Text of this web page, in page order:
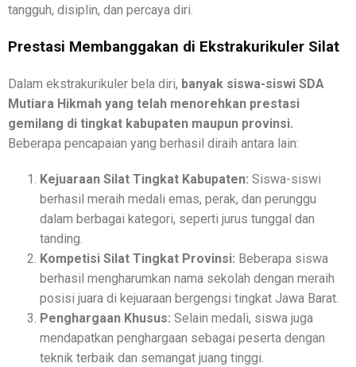
tangguh, disiplin, dan percaya diri.
Prestasi Membanggakan di Ekstrakurikuler Silat
Dalam ekstrakurikuler bela diri, banyak siswa-siswi SDA
Mutiara Hikmah yang telah menorehkan prestasi
gemilang di tingkat kabupaten maupun provinsi.
Beberapa pencapaian yang berhasil diraih antara lain:
Kejuaraan Silat Tingkat Kabupaten: Siswa-siswi
berhasil meraih medali emas, perak, dan perunggu
dalam berbagai kategori, seperti jurus tunggal dan
tanding.
Kompetisi Silat Tingkat Provinsi: Beberapa siswa
berhasil mengharumkan nama sekolah dengan meraih
posisi juara di kejuaraan bergengsi tingkat Jawa Barat.
Penghargaan Khusus: Selain medali, siswa juga
mendapatkan penghargaan sebagai peserta dengan
teknik terbaik dan semangat juang tinggi.